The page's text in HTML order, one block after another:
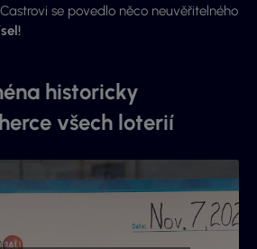
se povedlo něco neuvěřitelného
historicky
všech loterií